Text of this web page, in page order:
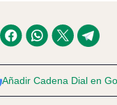
Añadir Cadena Dial en